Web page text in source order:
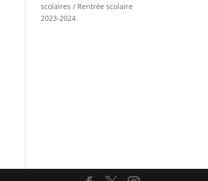
scolaires / Rentrée scolaire
2023-2024